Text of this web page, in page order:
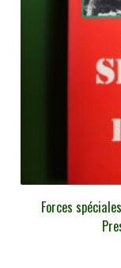
Forces